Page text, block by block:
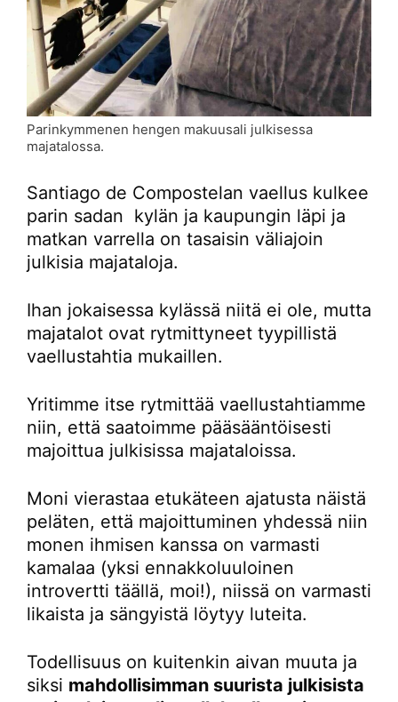
Parinkymmenen hengen makuusali julkisessa
majatalossa.
Santiago de Compostelan vaellus kulkee
parin sadan kylän ja kaupungin läpi ja
matkan varrella on tasaisin väliajoin
julkisia majataloja.
Ihan jokaisessa kylässä niitä ei ole, mutta
majatalot ovat rytmittyneet tyypillistä
vaellustahtia mukaillen.
Yritimme itse rytmittää vaellustahtiamme
niin, että saatoimme pääsääntöisesti
majoittua julkisissa majataloissa.
Moni vierastaa etukäteen ajatusta näistä
peläten, että majoittuminen yhdessä niin
monen ihmisen kanssa on varmasti
kamalaa (yksi ennakkoluuloinen
introvertti täällä, moi!), niissä on varmasti
likaista ja sängyistä löytyy luteita.
Todellisuus on kuitenkin aivan muuta ja
siksi mahdollisimman suurista julkisista